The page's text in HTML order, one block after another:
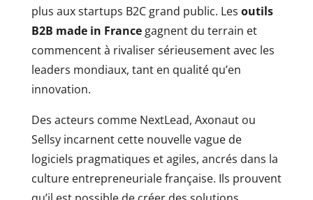
plus aux startups B2C grand public. Les outils
B2B made in Francegagnent du terrain et
commencent à rivaliser sérieusement avec les
leaders mondiaux, tant en qualité qu’en
innovation.
Des acteurs comme NextLead, Axonaut ou
Sellsy incarnent cette nouvelle vague de
logiciels pragmatiques et agiles, ancrés dans la
culture entrepreneuriale française. Ils prouvent